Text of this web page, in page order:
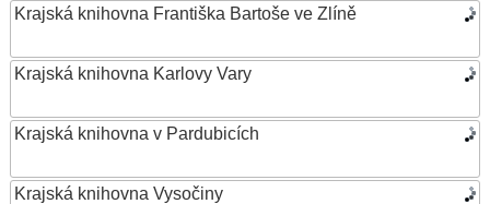
Krajská knihovna Františka Bartoše ve Zlíně
Krajská knihovna Karlovy Vary
Krajská knihovna v Pardubicích
Krajská knihovna Vysočiny